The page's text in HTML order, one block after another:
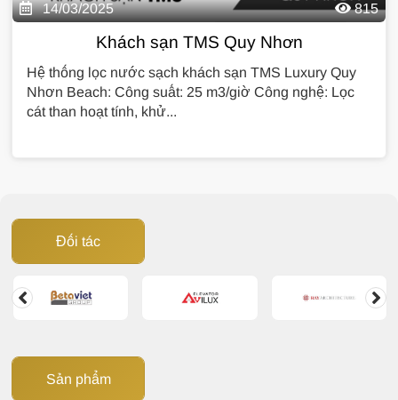
14/03/2025 815
Khách sạn TMS Quy Nhơn
Hệ thống lọc nước sạch khách sạn TMS Luxury Quy
Nhơn Beach: Công suất: 25 m3/giờ Công nghệ: Lọc
cát than hoạt tính, khử...
Đối tác
Sản phẩm